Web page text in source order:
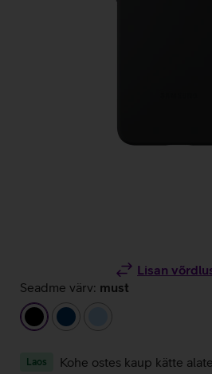
Lisan
Seadme värv: must
must
tumesinine
Laos Kohe ostes kaup kätte